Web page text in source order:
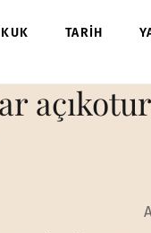
TARİH